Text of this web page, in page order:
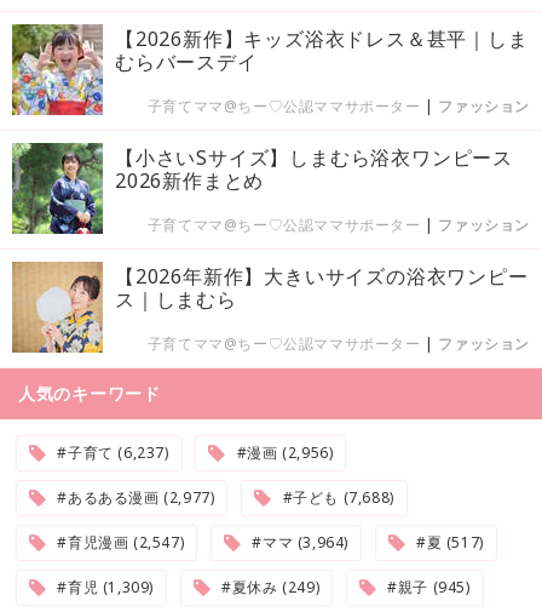
【2026新作】キッズ浴衣ドレス＆甚平｜しま
むらバースデイ
子育てママ@ちー♡公認ママサポーター | ファッション
【小さいSサイズ】しまむら浴衣ワンピース
2026新作まとめ
子育てママ@ちー♡公認ママサポーター | ファッション
【2026年新作】大きいサイズの浴衣ワンピー
ス｜しまむら
子育てママ@ちー♡公認ママサポーター | ファッション
人気のキーワード
#子育て (6,237) #漫画 (2,956)
#あるある漫画 (2,977) #子ども (7,688)
#育児漫画 (2,547) #ママ (3,964) #夏 (517)
#育児 (1,309) #夏休み (249) #親子 (945)